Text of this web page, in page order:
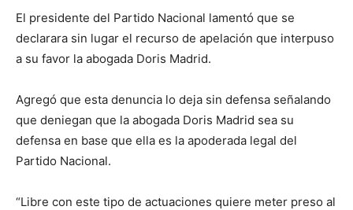
El presidente del Partido Nacional lamentó que se
declarara sin lugar el recurso de apelación que interpuso
a su favor la abogada Doris Madrid.
Agregó que esta denuncia lo deja sin defensa señalando
que deniegan que la abogada Doris Madrid sea su
defensa en base que ella es la apoderada legal del
Partido Nacional.
“Libre con este tipo de actuaciones quiere meter preso al